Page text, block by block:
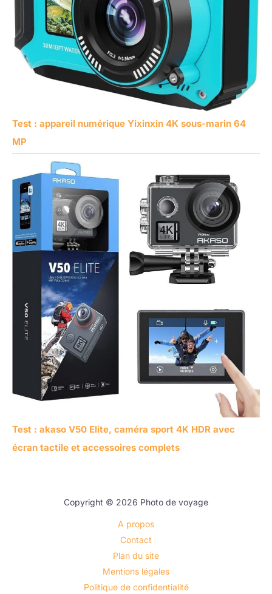
Test : appareil numérique Yixinxin 4K sous-marin 64
MP
Test : akaso V50 Elite, caméra sport 4K HDR avec
écran tactile et accessoires complets
Copyright © 2026 Photo de voyage
A propos
Contact
Plan du site
Mentions légales
Politique de confidentialité